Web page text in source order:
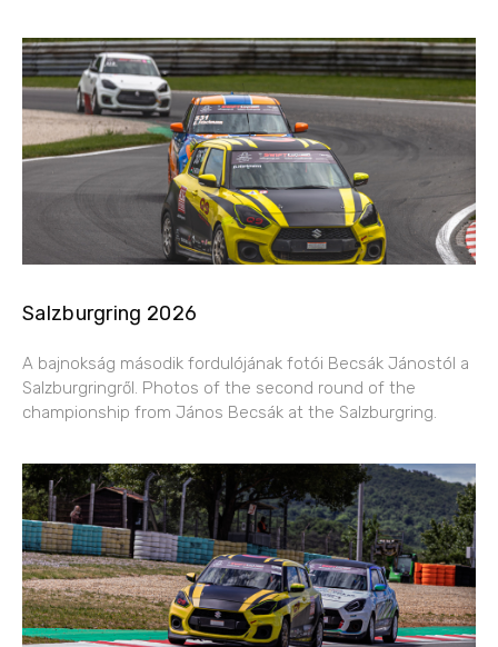
Salzburgring 2026
A bajnokság második fordulójának fotói Becsák Jánostól a
Salzburgringről. Photos of the second round of the
championship from János Becsák at the Salzburgring.